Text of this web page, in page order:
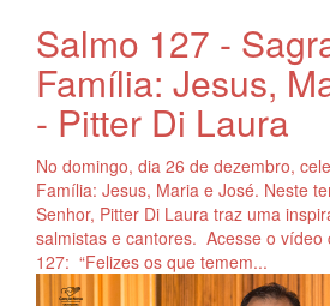
Salmo 127 -
Família: Jesus,
- Pitter Di Laura
No domingo, dia 26 de dezembro,
Família: Jesus, Maria e José. Neste
Senhor, Pitter Di Laura traz uma
salmistas e cantores. Acesse o vídeo
127: “Felizes os que temem...